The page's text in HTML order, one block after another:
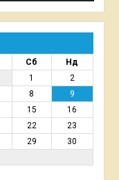
Сб
Нд
1
2
8
9
15
16
22
23
29
30